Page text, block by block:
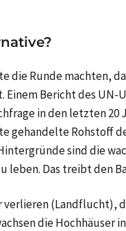
die Runde machten,
Bericht des
in den letzten 20
gehandelte Rohstoff
sind die
leben. Das treibt den
verlieren (Landflucht),
die Hochhäuser